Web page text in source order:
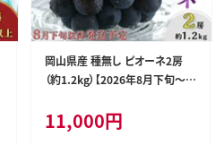
岡山県産 種無し ピオーネ2房
（約1.2kg）【2026年8月下旬～9
館）
11,000円